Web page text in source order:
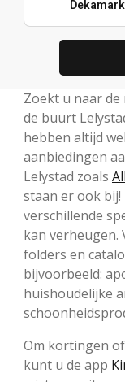
Zoekt u naar
de buurt
hebben altijd
aanbiedingen
Lelystad zoals
staan er ook
verschillende
kan verheugen.
folders en
bijvoorbeeld:
huishoudelijke
Om kortingen
kunt u de app